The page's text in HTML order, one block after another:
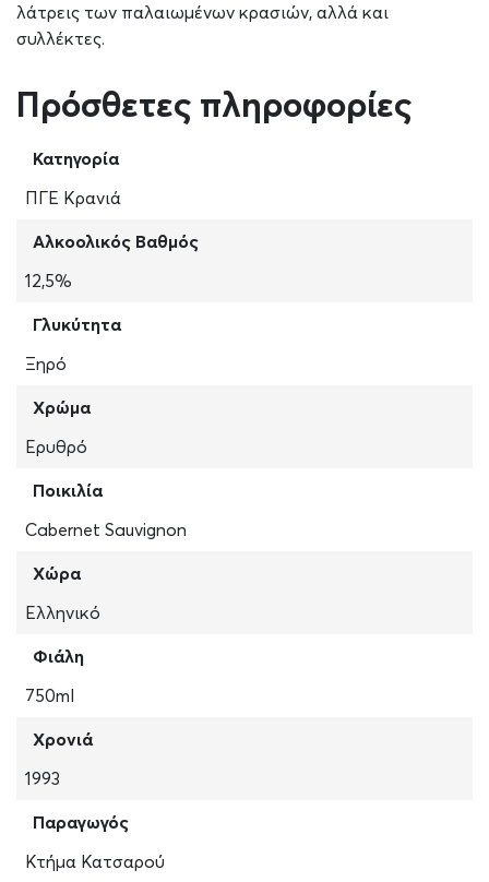
λάτρεις των παλαιωμένων κρασιών, αλλά και
συλλέκτες.
Πρόσθετες πληροφορίες
Κατηγορία
ΠΓΕ Κρανιά
Αλκοολικός Βαθμός
12,5%
Γλυκύτητα
Ξηρό
Χρώμα
Ερυθρό
Ποικιλία
Cabernet Sauvignon
Χώρα
Ελληνικό
Φιάλη
750ml
Χρονιά
1993
Παραγωγός
Κτήμα Κατσαρού